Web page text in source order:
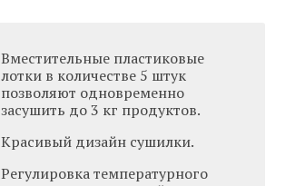
Вместительные пластиковые
лотки в количестве 5 штук
позволяют одновременно
засушить до 3 кг продуктов.
Красивый дизайн сушилки.
Регулировка температурного